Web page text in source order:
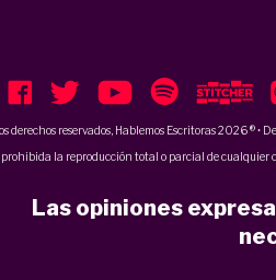
derechos reservados, Hablemos Escritoras 2026 ® •
prohibida la reproducción total o parcial de cualquier
Las opiniones